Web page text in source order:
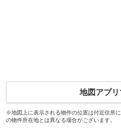
地図アプリ
※地図上に表示される物件の位置は付近住所
の物件所在地とは異なる場合がございます。